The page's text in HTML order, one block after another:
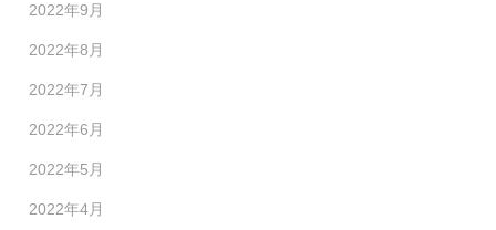
2022年9月
2022年8月
2022年7月
2022年6月
2022年5月
2022年4月